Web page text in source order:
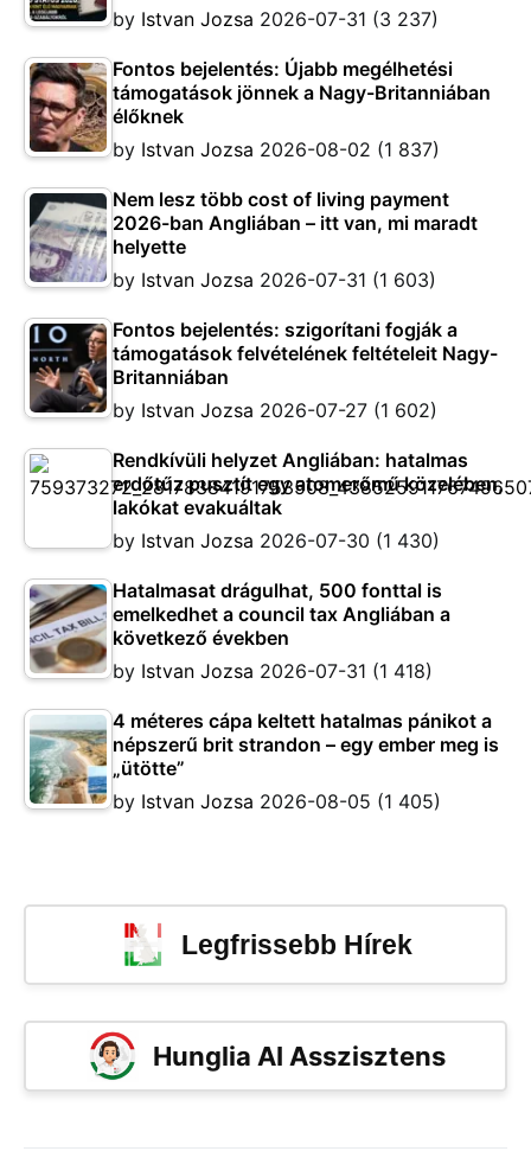
by Istvan Jozsa 2026-07-31 (3 237)
Fontos bejelentés: Újabb megélhetési
támogatások jönnek a Nagy-Britanniában
élőknek
by Istvan Jozsa 2026-08-02 (1 837)
Nem lesz több cost of living payment
2026-ban Angliában – itt van, mi maradt
helyette
by Istvan Jozsa 2026-07-31 (1 603)
Fontos bejelentés: szigorítani fogják a
támogatások felvételének feltételeit Nagy-
Britanniában
by Istvan Jozsa 2026-07-27 (1 602)
Rendkívüli helyzet Angliában: hatalmas
erdőtűz pusztít egy atomerőmű közelében,
lakókat evakuáltak
by Istvan Jozsa 2026-07-30 (1 430)
Hatalmasat drágulhat, 500 fonttal is
emelkedhet a council tax Angliában a
következő években
by Istvan Jozsa 2026-07-31 (1 418)
4 méteres cápa keltett hatalmas pánikot a
népszerű brit strandon – egy ember meg is
„ütötte”
by Istvan Jozsa 2026-08-05 (1 405)
Legfrissebb Hírek
Hunglia AI Asszisztens